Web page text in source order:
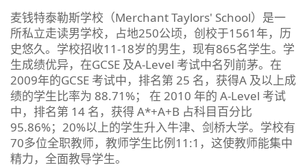
麦钱特泰勒斯学校（Merchant Taylors' School）是一
所私立走读男学校，占地250公顷，创校于1561年，历
史悠久。学校招收11-18岁的男生，现有865名学生。学
生成绩优异，在GCSE 及A-Level 考试中名列前茅。在
2009年的GCSE 考试中，排名第 25 名，获得A 及以上成
绩的学生比率为 88.71%； 在 2010 年的 A-Level 考试
中，排名第 14 名，获得 A*+A+B 占科目百分比
95.86%；20%以上的学生升入牛津、剑桥大学。学校有
70多位全职教师，教师学生比例11:1，这使教师能集中
精力，全面教导学生。